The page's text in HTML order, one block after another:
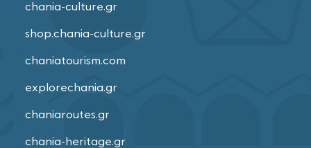
chania-culture.gr
shop.chania-culture.gr
chaniatourism.com
explorechania.gr
chaniaroutes.gr
chania-heritage.gr